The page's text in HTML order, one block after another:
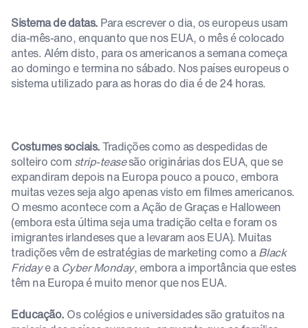
Sistema de datas. Para escrever o dia, os europeus usam
dia-mês-ano, enquanto que nos EUA, o mês é colocado
antes. Além disto, para os americanos a semana começa
ao domingo e termina no sábado. Nos países europeus o
sistema utilizado para as horas do dia é de 24 horas.
Costumes sociais.Tradições como as despedidas de
solteiro com strip-teasesão originárias dos EUA, que se
expandiram depois na Europa pouco a pouco, embora
muitas vezes seja algo apenas visto em filmes americanos.
O mesmo acontece com a Ação de Graças e Halloween
(embora esta última seja uma tradição celta e foram os
imigrantes irlandeses que a levaram aos EUA). Muitas
tradições vêm de estratégias de marketing como aBlack
Fridaye a Cyber Monday, embora a importância que estes
têm na Europa é muito menor que nos EUA.
Educação. Os colégios e universidades são gratuitos na